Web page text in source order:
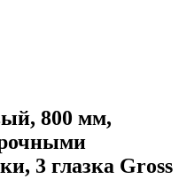
800 мм,
3 глазка Gross